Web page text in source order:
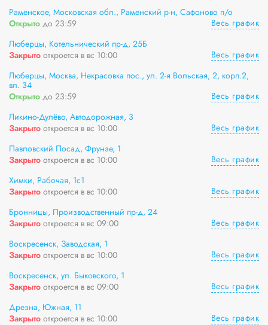
Раменское, Московская обл., Раменский р-н, Сафоново п/о
Открыто до 23:59
Весь график
Люберцы, Котельнический пр-д, 25Б
Закрыто откроется в вс 10:00
Весь график
Люберцы, Москва, Некрасовка пос., ул. 2-я Вольская, 2, корп.2,
вл. 34
Открыто до 23:59
Весь график
Ликино-Дулёво, Автодорожная, 3
Закрыто откроется в вс 10:00
Весь график
Павловский Посад, Фрунзе, 1
Закрыто откроется в вс 10:00
Весь график
Химки, Рабочая, 1с1
Закрыто откроется в вс 10:00
Весь график
Бронницы, Производственный пр-д, 24
Закрыто откроется в вс 09:00
Весь график
Воскресенск, Заводская, 1
Закрыто откроется в вс 10:00
Весь график
Воскресенск, ул. Быковского, 1
Закрыто откроется в вс 09:00
Весь график
Дрезна, Южная, 11
Закрыто откроется в вс 10:00
Весь график